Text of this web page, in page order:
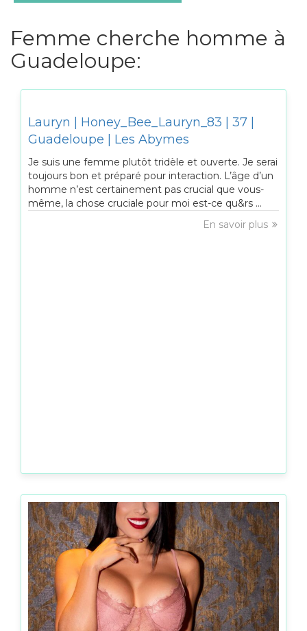
Femme cherche homme à
Guadeloupe:
Lauryn | Honey_Bee_Lauryn_83 | 37 |
Guadeloupe | Les Abymes
Je suis une femme plutôt tridèle et ouverte. Je serai
toujours bon et préparé pour interaction. L’âge d’un
homme n’est certainement pas crucial que vous-
même, la chose cruciale pour moi est-ce qu&rs ...
En savoir plus